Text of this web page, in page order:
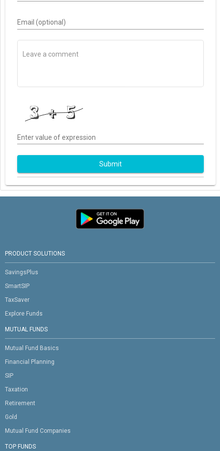
Email (optional)
Enter value of expression
Submit
PRODUCT SOLUTIONS
SavingsPlus
SmartSIP
TaxSaver
Explore Funds
MUTUAL FUNDS
Mutual Fund Basics
Financial Planning
SIP
Taxation
Retirement
Gold
Mutual Fund Companies
TOP FUNDS